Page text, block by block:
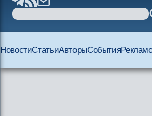
НовостиСтатьиАвторыСобытия